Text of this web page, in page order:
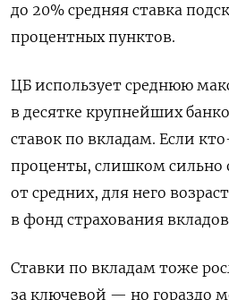
до 20% средняя ставка
процентных пунктов.
ЦБ использует среднюю
в десятке крупнейших
ставок по вкладам. Если
проценты, слишком
от средних, для него
в фонд страхования
Ставки по вкладам тоже
за ключевой — но гораздо